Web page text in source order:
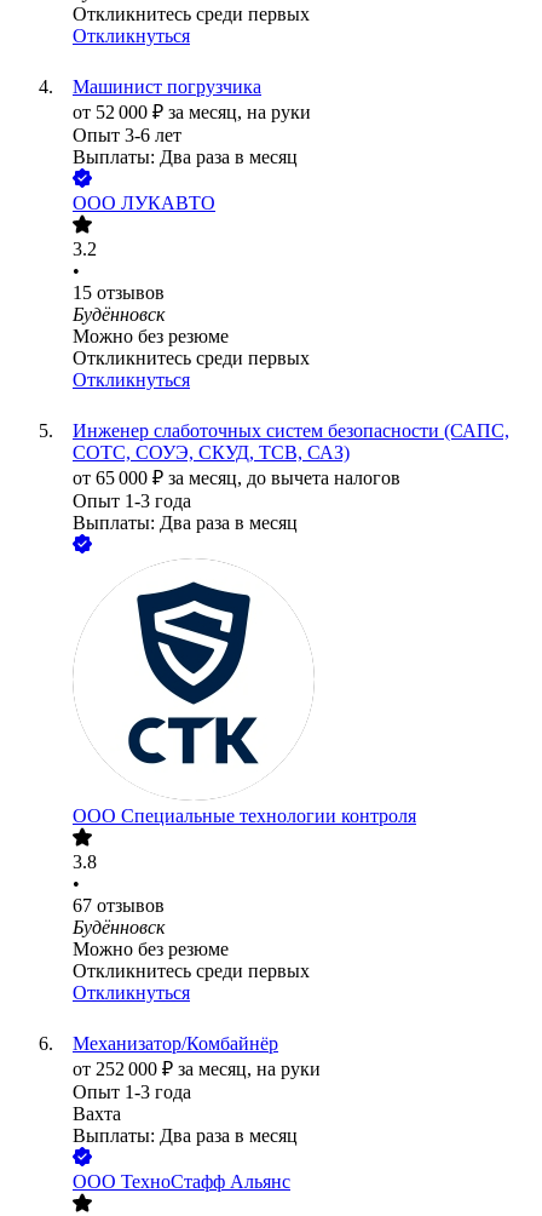
Откликнитесь среди первых
Откликнуться
Машинист погрузчика
от 52 000 ₽ за месяц, на руки
Опыт 3-6 лет
Выплаты: Два раза в месяц
ООО ЛУКАВТО
3.2
•
15 отзывов
Будённовск
Можно без резюме
Откликнитесь среди первых
Откликнуться
Инженер слаботочных систем безопасности (САПС,
СОТС, СОУЭ, СКУД, ТСВ, САЗ)
от 65 000 ₽ за месяц, до вычета налогов
Опыт 1-3 года
Выплаты: Два раза в месяц
ООО Специальные технологии контроля
3.8
•
67 отзывов
Будённовск
Можно без резюме
Откликнитесь среди первых
Откликнуться
Механизатор/Комбайнёр
от 252 000 ₽ за месяц, на руки
Опыт 1-3 года
Вахта
Выплаты: Два раза в месяц
ООО ТехноСтафф Альянс